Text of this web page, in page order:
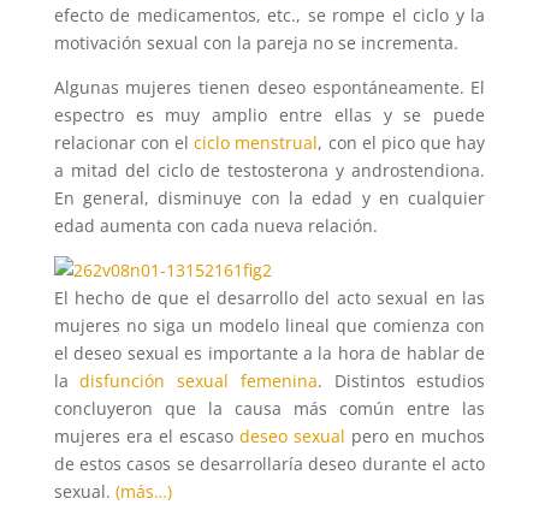
efecto de medicamentos, etc., se rompe el ciclo y la
motivación sexual con la pareja no se incrementa.
Algunas mujeres tienen deseo espontáneamente. El
espectro es muy amplio entre ellas y se puede
relacionar con elciclo menstrual, con el pico que hay
a mitad del ciclo de testosterona y androstendiona.
En general, disminuye con la edad y en cualquier
edad aumenta con cada nueva relación.
El hecho de que el desarrollo del acto sexual en las
mujeres no siga un modelo lineal que comienza con
el deseo sexual es importante a la hora de hablar de
ladisfunción sexual femenina. Distintos estudios
concluyeron que la causa más común entre las
mujeres era el escasodeseo sexual pero en muchos
de estos casos se desarrollaría deseo durante el acto
sexual. (más…)